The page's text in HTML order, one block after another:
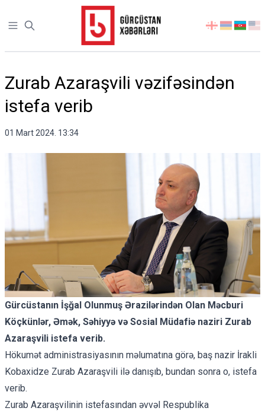
Open sidebar
აირჩიეთ
Zurab Azaraşvili vəzifəsindən
istefa verib
01 Mart 2024. 13:34
Gürcüstanın İşğal Olunmuş Ərazilərindən Olan Məcburi
Köçkünlər, Əmək, Səhiyyə və Sosial Müdafiə naziri Zurab
Azaraşvili istefa verib.
Hökumət administrasiyasının məlumatına görə, baş nazir İrakli
Kobaxidze Zurab Azaraşvili ilə danışıb, bundan sonra o, istefa
verib.
Zurab Azaraşvilinin istefasından əvvəl Respublika